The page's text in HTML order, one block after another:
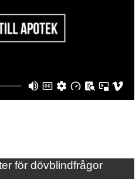
för dövblindfrågor